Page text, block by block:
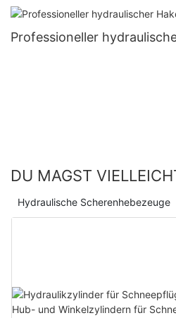
Professioneller
DU MAGST
Hydraulische Scherenhebezeuge